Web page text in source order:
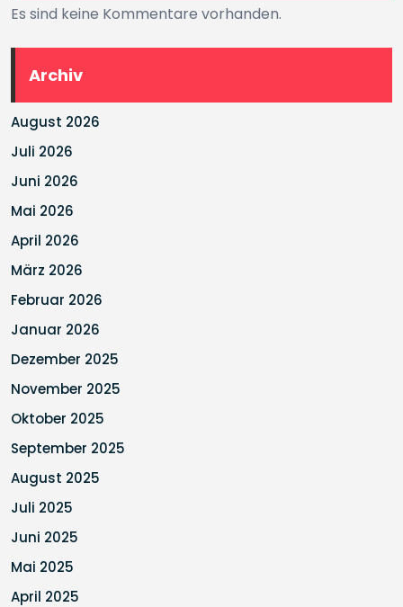
Es sind keine Kommentare vorhanden.
Archiv
August 2026
Juli 2026
Juni 2026
Mai 2026
April 2026
März 2026
Februar 2026
Januar 2026
Dezember 2025
November 2025
Oktober 2025
September 2025
August 2025
Juli 2025
Juni 2025
Mai 2025
April 2025